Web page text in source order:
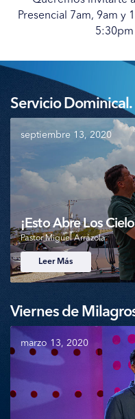
Presencial 7am, 9am y
5:30pm
Servicio Dominical.
septiembre 13, 2020
¡Esto Abre Los
Pastor Miguel Arrázola
Leer Más
Viernes de
marzo 13, 2020